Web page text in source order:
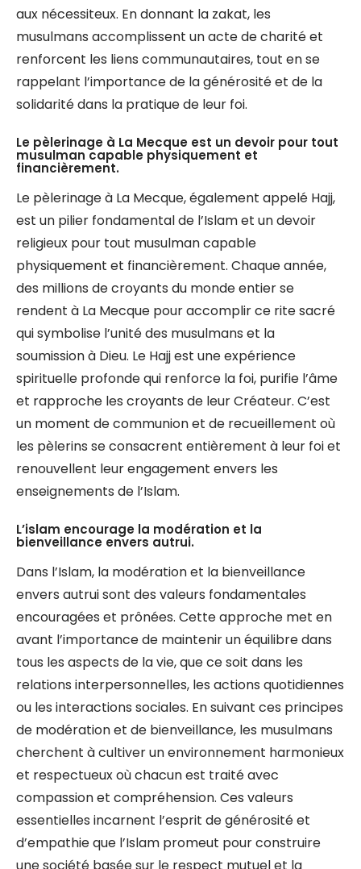
aux nécessiteux. En donnant la zakat, les
musulmans accomplissent un acte de charité et
renforcent les liens communautaires, tout en se
rappelant l’importance de la générosité et de la
solidarité dans la pratique de leur foi.
Le pèlerinage à La Mecque est un devoir pour tout
musulman capable physiquement et
financièrement.
Le pèlerinage à La Mecque, également appelé Hajj,
est un pilier fondamental de l’Islam et un devoir
religieux pour tout musulman capable
physiquement et financièrement. Chaque année,
des millions de croyants du monde entier se
rendent à La Mecque pour accomplir ce rite sacré
qui symbolise l’unité des musulmans et la
soumission à Dieu. Le Hajj est une expérience
spirituelle profonde qui renforce la foi, purifie l’âme
et rapproche les croyants de leur Créateur. C’est
un moment de communion et de recueillement où
les pèlerins se consacrent entièrement à leur foi et
renouvellent leur engagement envers les
enseignements de l’Islam.
L’islam encourage la modération et la
bienveillance envers autrui.
Dans l’Islam, la modération et la bienveillance
envers autrui sont des valeurs fondamentales
encouragées et prônées. Cette approche met en
avant l’importance de maintenir un équilibre dans
tous les aspects de la vie, que ce soit dans les
relations interpersonnelles, les actions quotidiennes
ou les interactions sociales. En suivant ces principes
de modération et de bienveillance, les musulmans
cherchent à cultiver un environnement harmonieux
et respectueux où chacun est traité avec
compassion et compréhension. Ces valeurs
essentielles incarnent l’esprit de générosité et
d’empathie que l’Islam promeut pour construire